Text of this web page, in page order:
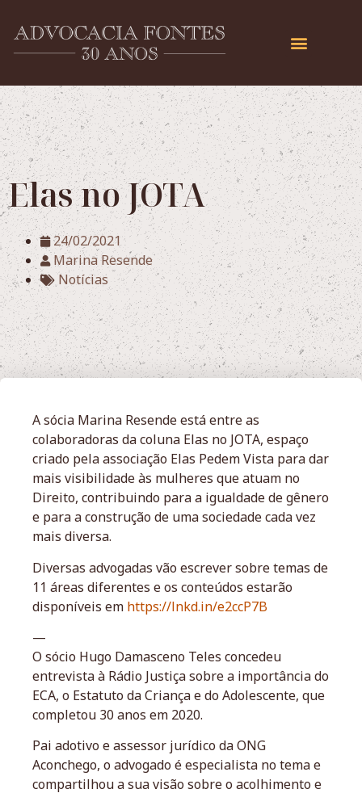
Elas no JOTA
24/02/2021
Marina Resende
Notícias
A sócia Marina Resende está entre as
colaboradoras da coluna Elas no JOTA, espaço
criado pela associação Elas Pedem Vista para dar
mais visibilidade às mulheres que atuam no
Direito, contribuindo para a igualdade de gênero
e para a construção de uma sociedade cada vez
mais diversa.
Diversas advogadas vão escrever sobre temas de
11 áreas diferentes e os conteúdos estarão
disponíveis em https://lnkd.in/e2ccP7B
—
O sócio Hugo Damasceno Teles concedeu
entrevista à Rádio Justiça sobre a importância do
ECA, o Estatuto da Criança e do Adolescente, que
completou 30 anos em 2020.
Pai adotivo e assessor jurídico da ONG
Aconchego, o advogado é especialista no tema e
compartilhou a sua visão sobre o acolhimento e